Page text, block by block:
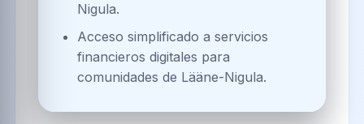
Nigula.
Acceso simplificado a servicios
financieros digitales para
comunidades de Lääne-Nigula.